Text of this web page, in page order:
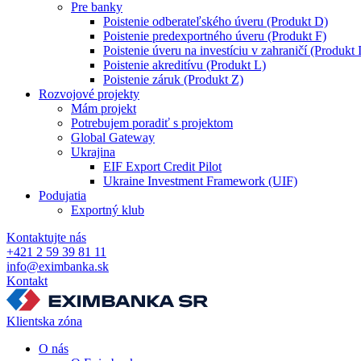
Pre banky
Poistenie odberateľského úveru (Produkt D)
Poistenie predexportného úveru (Produkt F)
Poistenie úveru na investíciu v zahraničí (Produkt
Poistenie akreditívu (Produkt L)
Poistenie záruk (Produkt Z)
Rozvojové projekty
Mám projekt
Potrebujem poradiť s projektom
Global Gateway
Ukrajina
EIF Export Credit Pilot
Ukraine Investment Framework (UIF)
Podujatia
Exportný klub
Kontaktujte nás
+421 2 59 39 81 11
info@eximbanka.sk
Kontakt
Klientska zóna
O nás